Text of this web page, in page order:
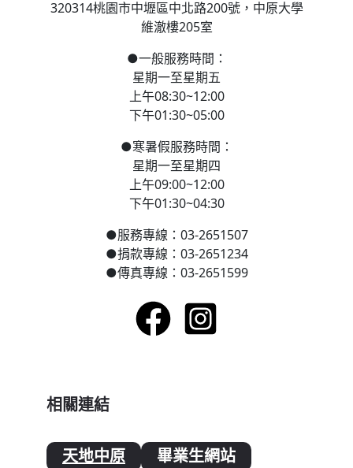
320314桃園市中壢區中北路200號， 中原大學
維澈樓205室
●一般服務時間：
星期一至星期五
上午08:30~12:00
下午01:30~05:00
●寒暑假服務時間：
星期一至星期四
上午09:00~12:00
下午01:30~04:30
●服務專線：03-2651507
●捐款專線：03-2651234
●傳真專線：03-2651599
相關連結
天地中原 畢業生網站